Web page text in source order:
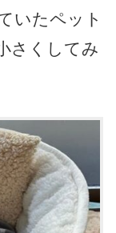
いたペット
さくしてみ